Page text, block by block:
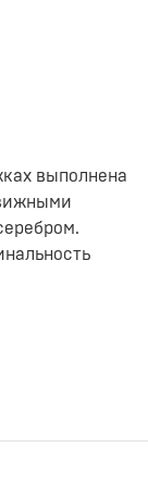
выполнена